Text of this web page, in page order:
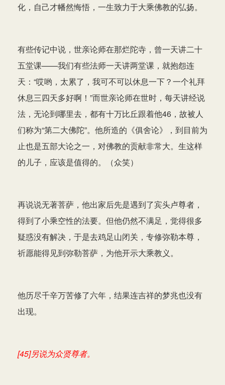
化，自己才幡然悔悟，一生致力于大乘佛教的弘扬。
有些传记中说，世亲论师在那烂陀寺，曾一天讲二十
五堂课——我们有些法师一天讲两堂课，就抱怨连
天：“哎哟，太累了，我可不可以休息一下？一个礼拜
休息三四天多好啊！”而世亲论师在世时，每天讲经说
法，无论到哪里去，都有十万比丘跟着他46，故被人
们称为“第二大佛陀”。他所造的《俱舍论》，到目前为
止也是五部大论之一，对佛教的贡献非常大。生这样
的儿子，应该是值得的。（众笑）
再说说无著菩萨，他出家后先是遇到了宾头卢尊者，
得到了小乘空性的法要。但他仍然不满足，觉得很多
疑惑没有解决，于是去鸡足山闭关，专修弥勒本尊，
祈愿能得见到弥勒菩萨，为他开示大乘教义。
他历尽千辛万苦修了六年，结果连吉祥的梦兆也没有
出现。
[45]另说为众贤尊者。